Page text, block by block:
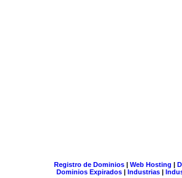
Registro de Dominios| Web Hosting |
Dominios Expirados | Industrias |